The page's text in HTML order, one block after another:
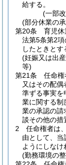
給する。
(一部
(部分休業の
第20条
育児
法第5条第2
したときとす
(妊娠又は出
等)
第21条
任命権
又はその配
準ずる事実を
業に関する制
業の承認の請
談その他の措
2
任命権者は
由として、
ようにしなけ
(勤務環境の